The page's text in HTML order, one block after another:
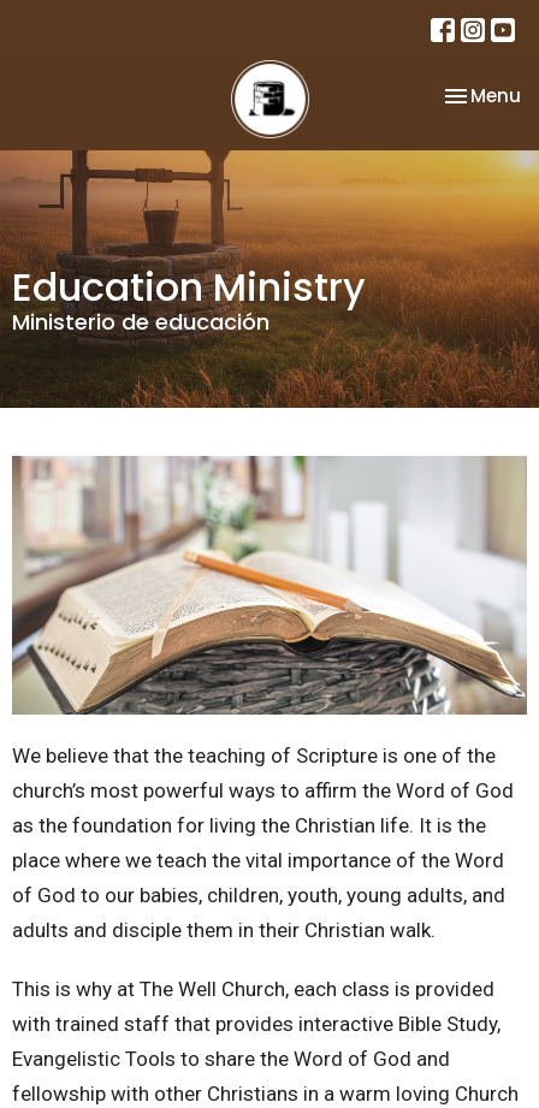
Toggle
Menu
Education Ministry
Ministerio de educación
We believe that the teaching of Scripture is one of the
church’s most powerful ways to affirm the Word of God
as the foundation for living the Christian life. It is the
place where we teach the vital importance of the Word
of God to our babies, children, youth, young adults, and
adults and disciple them in their Christian walk.
This is why at The Well Church, each class is provided
with trained staff that provides interactive Bible Study,
Evangelistic Tools to share the Word of God and
fellowship with other Christians in a warm loving Church